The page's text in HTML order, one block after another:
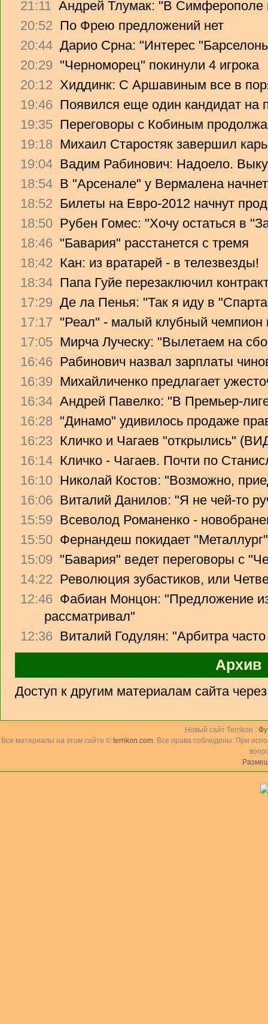
21:11 Андрей Тлумак: "В Симферополе
20:52 По Фрею предложений нет
20:44 Дарио Срна: "Интерес
20:29 "Черноморец" покинули 4 игрока
20:12 Хиддинк: С Аршавиным все в
19:46 Появился еще один кандидат на
19:35 Переговоры с Кобиным
19:18 Михаил Старостяк завершил
19:04 Вадим Рабинович: Надоело.
18:54 В "Арсенале" у Вермалена
18:52 Билеты на Евро-2012 начнут
18:50 Рубен Гомес: "Хочу остаться в
18:46 "Бавария" расстанется с тремя
18:42 Кан: из вратарей - в телезвезды!
18:34 Папа Гуйе перезаключил
17:29 Де ла Пенья: "Так я иду в
17:17 "Реал" - малый клубный чемпион
17:05 Мирча Луческу: "Вылетаем на
16:46 Рабинович назвал зарплаты
16:39 Михайличенко предлагает
16:34 Андрей Павелко: "В Премьер-
16:28 "Динамо" удивилось продаже
16:23 Кличко и Чагаев "открылись"
16:14 Кличко - Чагаев. Почти по
16:10 Николай Костов: "Возможно,
16:06 Виталий Данилов: "Я не чей-то
15:59 Всеволод Романенко -
15:50 Фернандеш покидает "Металлург"
15:09 "Бавария" ведет переговоры с
14:22 Революция зубастиков, или
12:46 Фабиан Монцон: "Предложение
рассматривал"
12:36 Виталий Годулян: "Арбитра
Архив
Доступ к другим материалам сайта
Новый сайт Terrikon :
Все материалы на этом сайте © terrikon.com. Все права соблюдены. При